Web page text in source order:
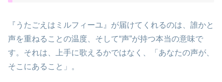
『うたごえはミルフィーユ』が届けてくれるのは、誰かと
声を重ねることの温度、そして“声”が持つ本当の意味で
す。それは、上手に歌えるかではなく、「あなたの声が、
そこにあること」。